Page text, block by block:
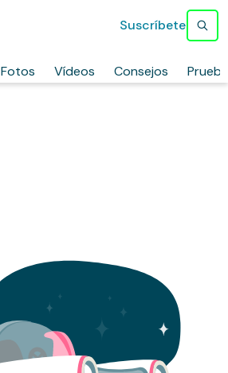
Fotos Vídeos Consejos
Suscríbete